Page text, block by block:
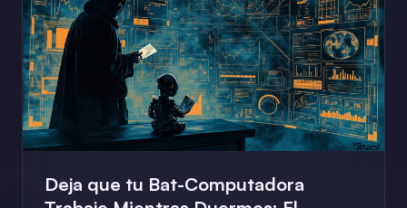
Deja que tu Bat-Computadora